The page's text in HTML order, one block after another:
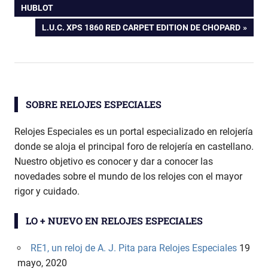
de
entradas
HUBLOT
ENTRADA
L.U.C. XPS 1860 RED CARPET EDITION DE CHOPARD
SOBRE RELOJES ESPECIALES
Relojes Especiales es un portal especializado en relojería
donde se aloja el principal foro de relojería en castellano.
Nuestro objetivo es conocer y dar a conocer las
novedades sobre el mundo de los relojes con el mayor
rigor y cuidado.
LO + NUEVO EN RELOJES ESPECIALES
RE1, un reloj de A. J. Pita para Relojes Especiales 19
mayo, 2020